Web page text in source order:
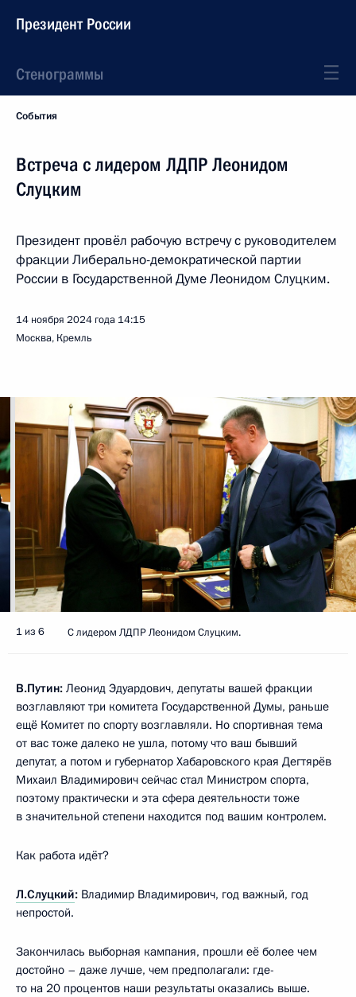
Президент России
Стенограммы
События
Встреча с лидером ЛДПР Леонидом
Слуцким
Президент провёл рабочую встречу с руководителем
фракции Либерально-демократической партии
России в Государственной Думе Леонидом Слуцким.
14 ноября 2024 года 14:15
Москва, Кремль
1 из 6 C лидером ЛДПР Леонидом Слуцким.
В.Путин: Леонид Эдуардович, депутаты вашей фракции
возглавляют три комитета Государственной Думы, раньше
ещё Комитет по спорту возглавляли. Но спортивная тема
от вас тоже далеко не ушла, потому что ваш бывший
депутат, а потом и губернатор Хабаровского края Дегтярёв
Михаил Владимирович сейчас стал Министром спорта,
поэтому практически и эта сфера деятельности тоже
в значительной степени находится под вашим контролем.
Как работа идёт?
Л.Слуцкий: Владимир Владимирович, год важный, год
непростой.
Закончилась выборная кампания, прошли её более чем
достойно – даже лучше, чем предполагали: где-
то на 20 процентов наши результаты оказались выше.